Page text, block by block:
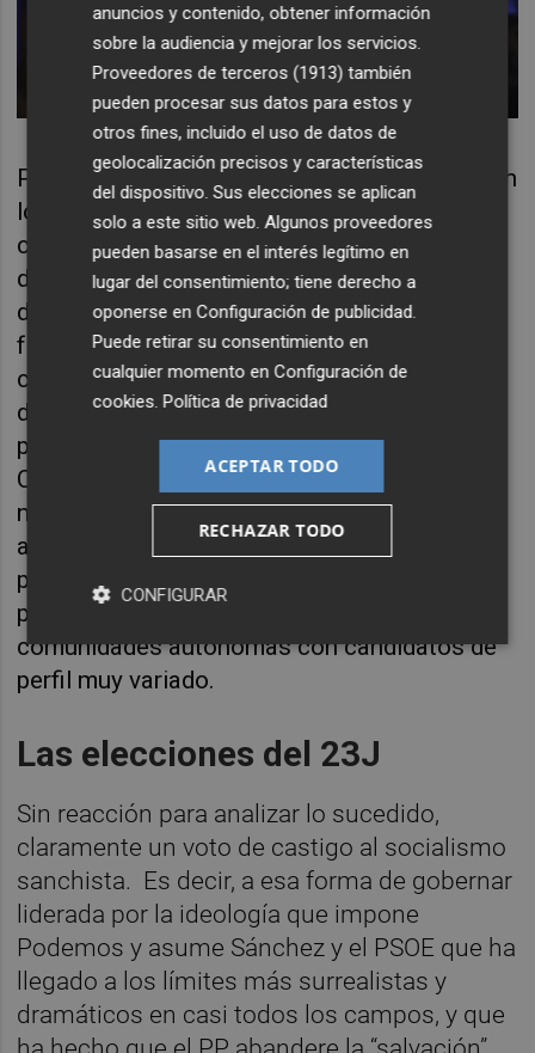
Por último, y aunque suene contradictorio con
lo que acabo de expresar, realmente es
complementario. La fuerza brutal que siguen
demostrando las siglas consolidadas en la
democracia española: PP y PSOE. Ambas
formaciones han pasado por infinidad de
casos de corrupción, crisis varias, todo tipo
de situaciones y en 2023 siguen siendo los
partidos más votados en casi toda España.
Capítulo aparte y con la connivencia de la
nefasta gestión de ambos partidos merece el
asunto vasco y catalán. Pero socialistas y
populares pueden gobernar ciudades
pequeñas, medianas y grandes, así como
comunidades autónomas con candidatos de
perfil muy variado.
Las elecciones del 23J
Sin reacción para analizar lo sucedido,
claramente un voto de castigo al socialismo
sanchista. Es decir, a esa forma de gobernar
liderada por la ideología que impone
Podemos y asume Sánchez y el PSOE que ha
llegado a los límites más surrealistas y
dramáticos en casi todos los campos, y que
anuncios y contenido, obtener información
sobre la audiencia y mejorar los servicios.
Proveedores de terceros (1913) también
pueden procesar sus datos para estos y
otros fines, incluido el uso de datos de
geolocalización precisos y características
del dispositivo. Sus elecciones se aplican
solo a este sitio web. Algunos proveedores
pueden basarse en el interés legítimo en
lugar del consentimiento; tiene derecho a
oponerse enConfiguración de publicidad
Puede retirar su consentimiento en
cualquier momento enConfiguración de
cookies .Política de privacidad
ACEPTAR TODO
RECHAZAR TODO
CONFIGURAR